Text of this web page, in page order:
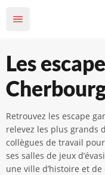
Les
Retrouvez les escape
relevez les plus grands
collègues de travail pour
ses salles de jeux
une ville d’histoire et